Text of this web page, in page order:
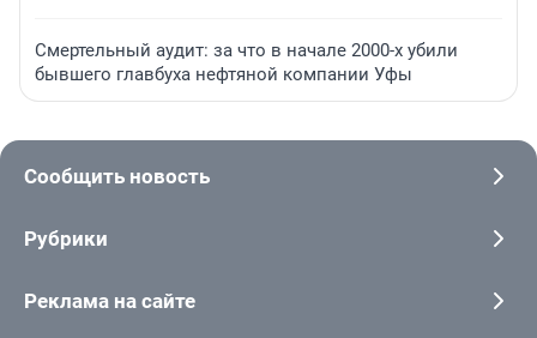
Смертельный аудит: за что в начале 2000-х убили
бывшего главбуха нефтяной компании Уфы
Сообщить новость
Рубрики
Реклама на сайте